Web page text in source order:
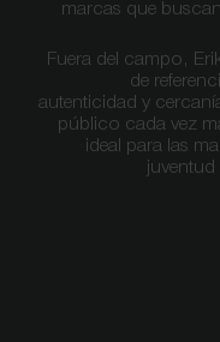
marcas que
Fuera del campo,
de
autenticidad y
público cada vez
ideal para las
juventud